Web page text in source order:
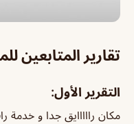
تقارير المتابعين
التقرير الأول:
مكان رااااايق جدا و خدمة